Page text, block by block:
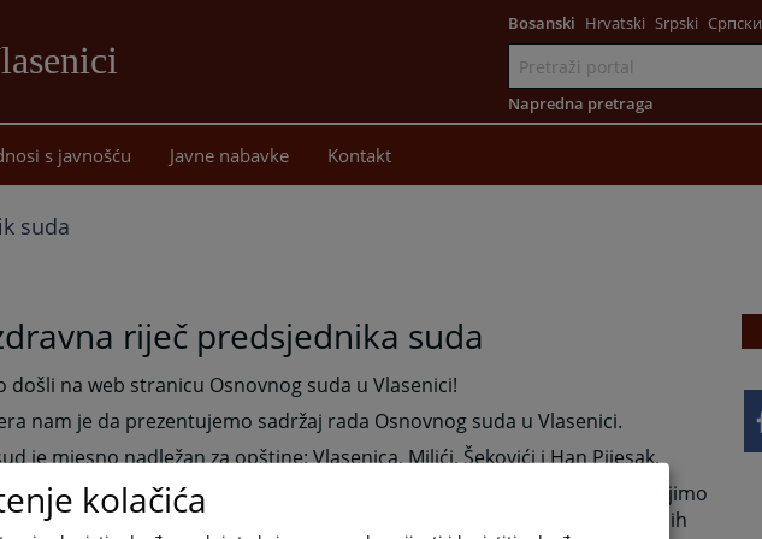
sadržaj
Bosanski Hrvatski Srpski Српски
Napredna pretraga
s javnošću Javne nabavke Kontakt
suda
riječ predsjednika suda
došli na web stranicu Osnovnog suda u Vlasenici!
nam je da prezentujemo sadržaj rada Osnovnog suda u Vlasenici.
je mjesno nadležan za opštine: Vlasenica, Milići, Šekovići i Han Pijesak.
i profesionalnim pristupom, dobrom organizacijom rada nastojimo
u rješavanju svih postavljenih zadataka i zadovoljiti potrebe svih naših
kolačića